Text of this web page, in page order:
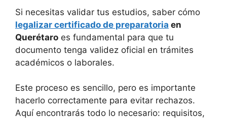
Si necesitas validar tus estudios, saber cómo
legalizar certificado de preparatoria en
Querétaro es fundamental para que tu
documento tenga validez oficial en trámites
académicos o laborales.
Este proceso es sencillo, pero es importante
hacerlo correctamente para evitar rechazos.
Aquí encontrarás todo lo necesario: requisitos,